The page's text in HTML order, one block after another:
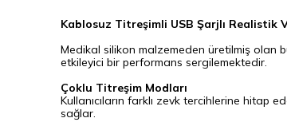
Kablosuz Titreşimli USB Şarjlı Realistik
Medikal silikon malzemeden üretilmiş olan
etkileyici bir performans sergilemektedir.
Çoklu Titreşim Modları
Kullanıcıların farklı zevk tercihlerine hitap
sağlar.